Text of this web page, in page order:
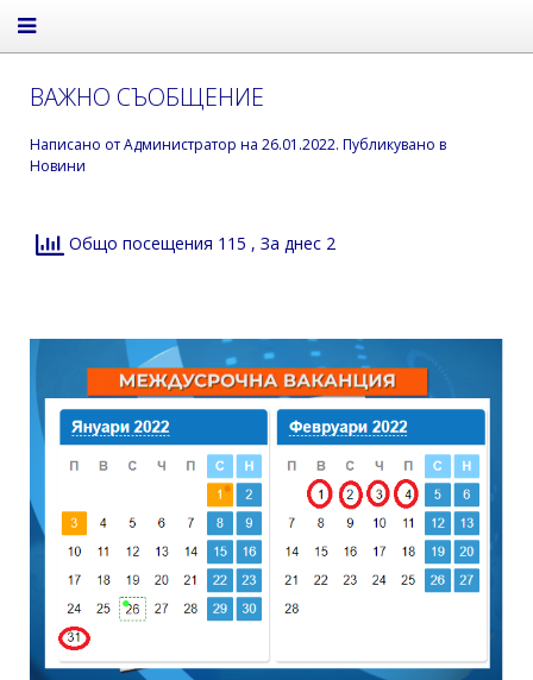
ВАЖНО СЪОБЩЕНИЕ
Написано отАдминистратор на 26.01.2022. Публикувано в
Новини
Общо посещения 115 , За днес 2